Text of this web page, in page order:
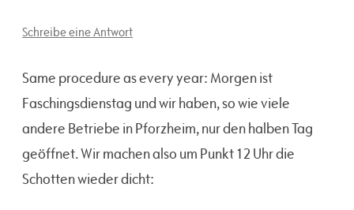
Schreibe eine Antwort
Same procedure as every year: Morgen ist
Faschingsdienstag und wir haben, so wie viele
andere Betriebe in Pforzheim, nur den halben Tag
geöffnet. Wir machen also um Punkt 12 Uhr die
Schotten wieder dicht: